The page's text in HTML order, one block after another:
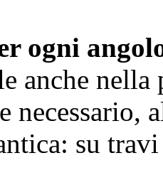
ogni
anche
su